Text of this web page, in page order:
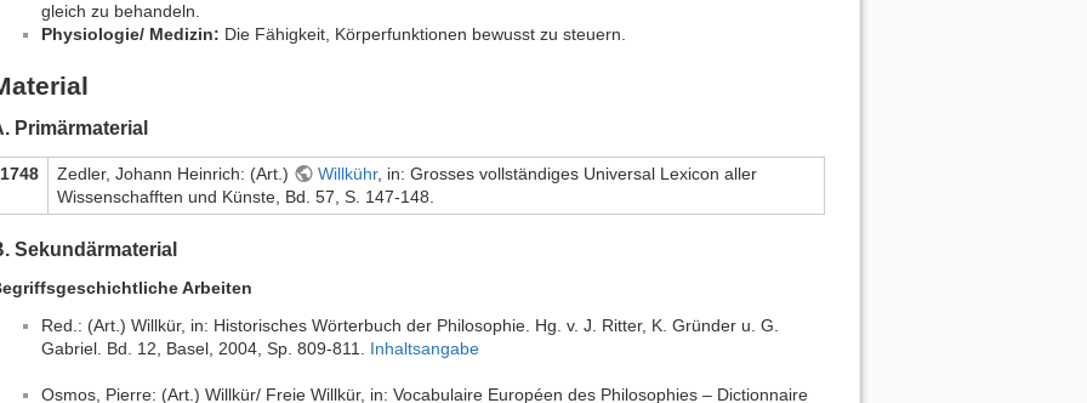
gleich zu behandeln.
Physiologie/ Medizin: Die Fähigkeit, Körperfunktionen bewusst zu steuern.
Primärmaterial
1748 Zedler, Johann Heinrich: (Art.) Willkühr, in: Grosses vollständiges Universal Lexicon aller
Wissenschafften und Künste, Bd. 57, S. 147-148.
Sekundärmaterial
Arbeiten
Red.: (Art.) Willkür, in: Historisches Wörterbuch der Philosophie. Hg. v. J. Ritter, K. Gründer u. G.
Gabriel. Bd. 12, Basel, 2004, Sp. 809-811. Inhaltsangabe
Osmos, Pierre: (Art.) Willkür/ Freie Willkür, in: Vocabulaire Européen des Philosophies – Dictionnaire